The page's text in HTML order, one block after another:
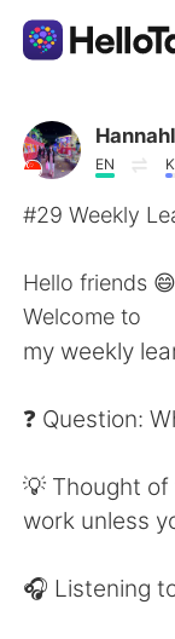
Dil Değişimi
AI
English
繁體中文
العربية
EN
#29 Weekly
Hello friends
Welcome to
my weekly
❓ Question:
💡 Thought of
work unless
🎧 Listening